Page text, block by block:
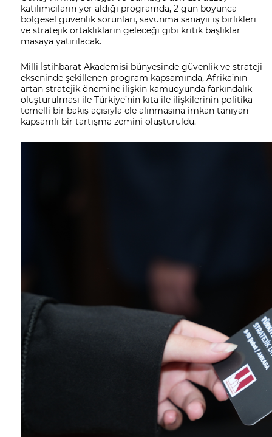
katılımcıların yer aldığı programda, 2 gün boyunca
bölgesel güvenlik sorunları, savunma sanayii iş birlikleri
ve stratejik ortaklıkların geleceği gibi kritik başlıklar
masaya yatırılacak.
Milli İstihbarat Akademisi bünyesinde güvenlik ve strateji
ekseninde şekillenen program kapsamında, Afrika’nın
artan stratejik önemine ilişkin kamuoyunda farkındalık
oluşturulması ile Türkiye’nin kıta ile ilişkilerinin politika
temelli bir bakış açısıyla ele alınmasına imkan tanıyan
kapsamlı bir tartışma zemini oluşturuldu.